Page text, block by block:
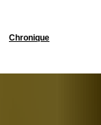
Chronique